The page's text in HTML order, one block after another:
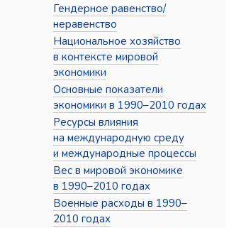
Гендерное равенство/
неравенство
Национальное хозяйство
в контексте мировой
экономики
Основные показатели
экономики в 1990–2010 годах
Ресурсы влияния
на международную среду
и международные процессы
Вес в мировой экономике
в 1990–2010 годах
Военные расходы в 1990–
2010 годах